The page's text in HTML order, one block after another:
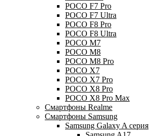
POCO F7 Pro
POCO F7 Ultra
POCO F8 Pro
POCO F8 Ultra
POCO M7
POCO M8
POCO M8 Pro
POCO X7
POCO X7 Pro
POCO X8 Pro
POCO X8 Pro Max
Смартфоны Realme
Смартфоны Samsung
Samsung Galaxy A серия